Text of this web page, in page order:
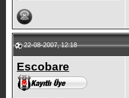
22-08-2007, 12:18
Escobare